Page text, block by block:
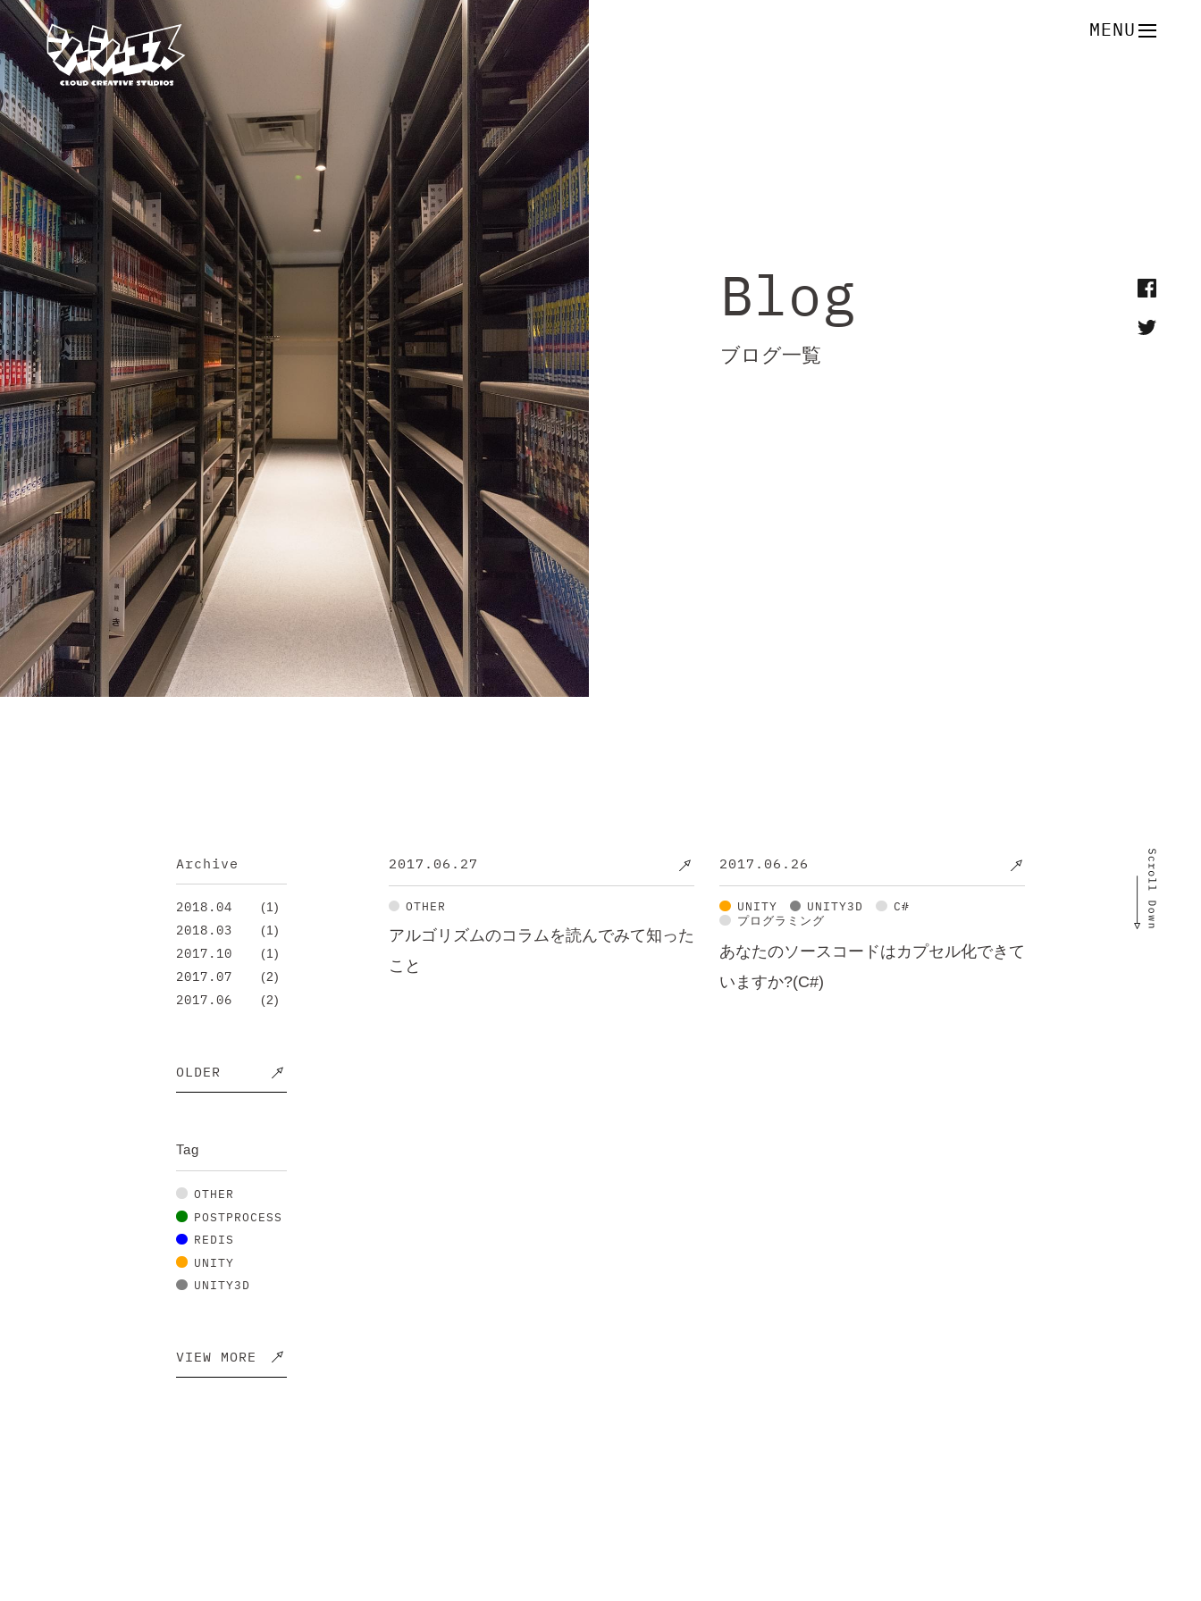
MENU
Blog
ブログ一覧
Archive
2018.04 (1)
2018.03 (1)
2017.10 (1)
2017.07 (2)
2017.06 (2)
OLDER
Tag
OTHER
POSTPROCESS
REDIS
UNITY
UNITY3D
VIEW MORE
2017.06.27
OTHER
アルゴリズムのコラムを読んでみて知った
こと
2017.06.26
UNITY UNITY3D
C#
プログラミング
あなたのソースコードはカプセル化できて
いますか?(C#)